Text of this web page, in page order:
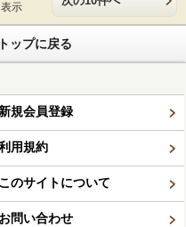
示
ップに戻る
規会員登録
用規約
このサイトについて
お問い合わせ